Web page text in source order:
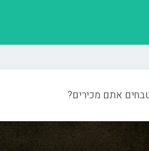
אתם מכירים?